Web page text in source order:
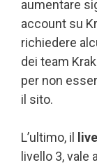
aumentare
account su
richiedere
dei team
per non
il sito.
L’ultimo, il
livello 3,